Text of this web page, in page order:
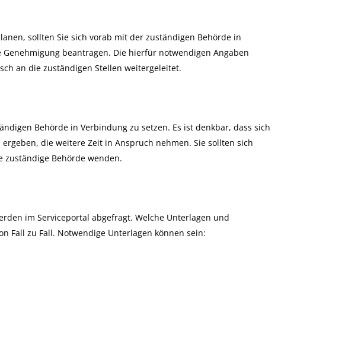
sollten Sie sich vorab mit der zuständigen Behörde in
beantragen. Die hierfür notwendigen Angaben
an die zuständigen Stellen weitergeleitet.
Behörde in Verbindung zu setzen. Es ist denkbar, dass sich
die weitere Zeit in Anspruch nehmen. Sie sollten sich
zuständige Behörde wenden.
im Serviceportal abgefragt. Welche Unterlagen und
Fall zu Fall. Notwendige Unterlagen können sein: